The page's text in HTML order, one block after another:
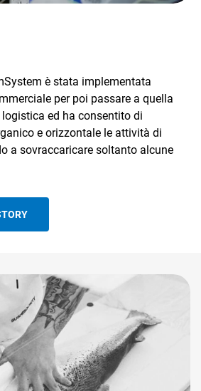
è stata implementata
per poi passare a quella
ed ha consentito di
e orizzontale le attività di
a sovraccaricare soltanto alcune